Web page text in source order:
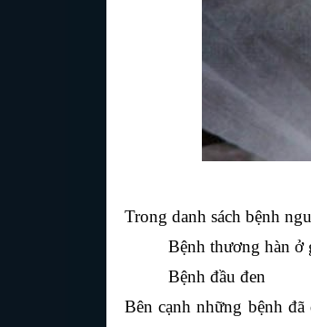
Trong danh sách bệnh
Bệnh thương hàn ở
Bệnh đầu đen
Bên cạnh những bệnh